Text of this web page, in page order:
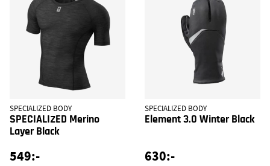
SPECIALIZED BODY
SPECIALIZED Merino
Layer Black
549:-
SPECIALIZED BODY
Element 3.0 Winter Black
630:-